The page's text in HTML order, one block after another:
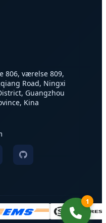
806, værelse 809,
Road, Ningxi
Guangzhou
Kina
1